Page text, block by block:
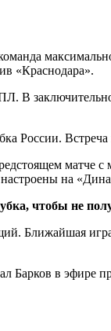
«Краснодара».
В
России.
матче
на
чтобы не
Ближайшая
Барков в эфире